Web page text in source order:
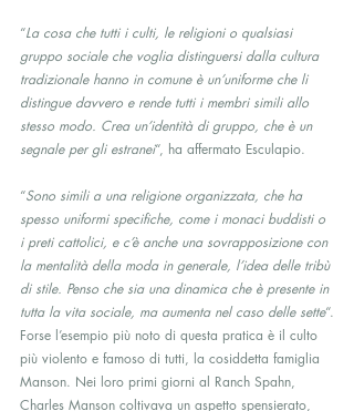
“La cosa che tutti i culti, le religioni o qualsiasi
gruppo sociale che voglia distinguersi dalla cultura
tradizionale hanno in comune è un’uniforme che li
distingue davvero e rende tutti i membri simili allo
stesso modo. Crea un’identità di gruppo, che è un
segnale per gli estranei“, ha affermato Esculapio.
“Sono simili a una religione organizzata, che ha
spesso uniformi specifiche, come i monaci buddisti o
i preti cattolici, e c’è anche una sovrapposizione con
la mentalità della moda in generale, l’idea delle tribù
di stile. Penso che sia una dinamica che è presente in
tutta la vita sociale, ma aumenta nel caso delle sette“.
Forse l’esempio più noto di questa pratica è il culto
più violento e famoso di tutti, la cosiddetta famiglia
Manson. Nei loro primi giorni al Ranch Spahn,
Charles Manson coltivava un aspetto spensierato,